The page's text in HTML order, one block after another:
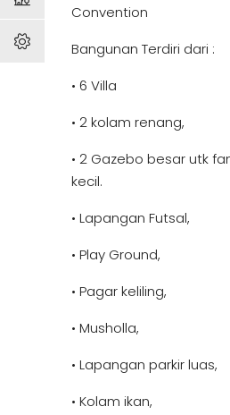
Convention
Bangunan Terdiri dari :
• 6 Villa
• 2 kolam renang,
• 2 Gazebo besar utk
kecil.
• Lapangan Futsal,
• Play Ground,
• Pagar keliling,
• Musholla,
• Lapangan parkir luas,
• Kolam ikan,